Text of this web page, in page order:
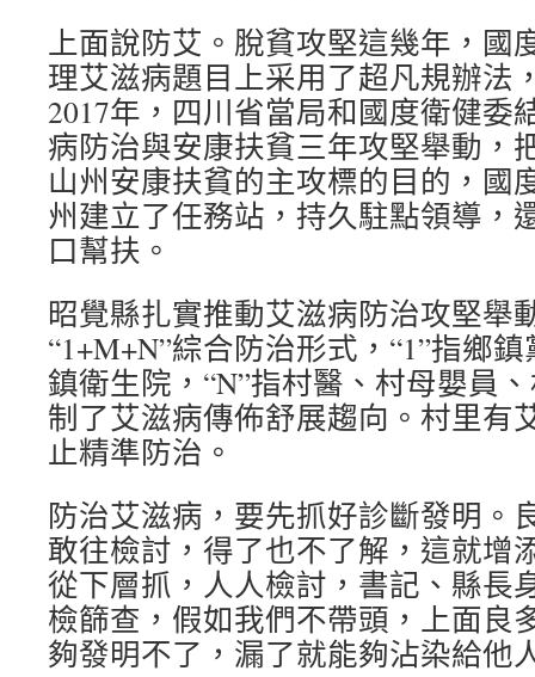
上面說防艾。脫貧攻堅這幾年，國
理艾滋病題目上采用了超凡規辦法
2017年，四川省當局和國度衛健委
病防治與安康扶貧三年攻堅舉動，
山州安康扶貧的主攻標的目的，國
州建立了任務站，持久駐點領導，
口幫扶。
昭覺縣扎實推動艾滋病防治攻堅舉
“1+M+N”綜合防治形式，“1”指鄉
鎮衛生院，“N”指村醫、村母嬰員
制了艾滋病傳佈舒展趨向。村里有
止精準防治。
防治艾滋病，要先抓好診斷發明。
敢往檢討，得了也不了解，這就增
從下層抓，人人檢討，書記、縣長
檢篩查，假如我們不帶頭，上面良
夠發明不了，漏了就能夠沾染給他